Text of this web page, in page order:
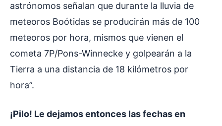
astrónomos señalan que durante la lluvia de
meteoros Boótidas se producirán más de 100
meteoros por hora, mismos que vienen el
cometa 7P/Pons-Winnecke y golpearán a la
Tierra a una distancia de 18 kilómetros por
hora”.
¡Pilo! Le dejamos entonces las fechas en